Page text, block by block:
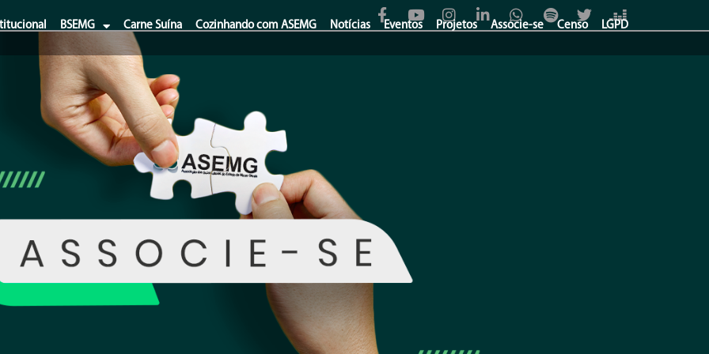
BSEMG Carne Suína Cozinhando com ASEMG Notícias Eventos Projetos Associe-se Censo LGPD